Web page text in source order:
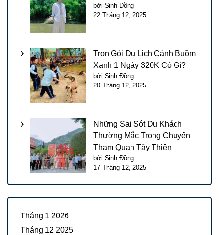
bởi Sinh Đồng
22 Tháng 12, 2025
Trọn Gói Du Lịch Cánh Buồm
Xanh 1 Ngày 320K Có Gì?
bởi Sinh Đồng
20 Tháng 12, 2025
Những Sai Sót Du Khách
Thường Mắc Trong Chuyến
Tham Quan Tây Thiên
bởi Sinh Đồng
17 Tháng 12, 2025
Tháng 1 2026
Tháng 12 2025